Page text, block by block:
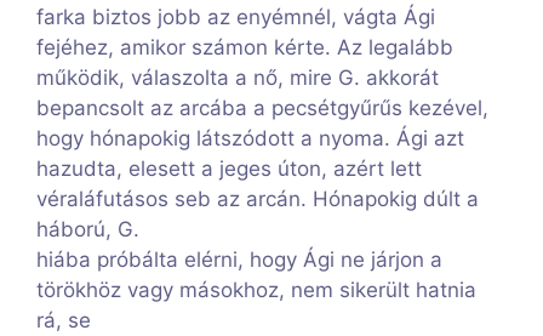
farka biztos jobb az enyémnél, vágta Ági
fejéhez, amikor számon kérte. Az legalább
működik, válaszolta a nő, mire G. akkorát
bepancsolt az arcába a pecsétgyűrűs kezével,
hogy hónapokig látszódott a nyoma. Ági azt
hazudta, elesett a jeges úton, azért lett
véraláfutásos seb az arcán. Hónapokig dúlt a
háború, G.
hiába próbálta elérni, hogy Ági ne járjon a
törökhöz vagy másokhoz, nem sikerült hatnia
rá, se